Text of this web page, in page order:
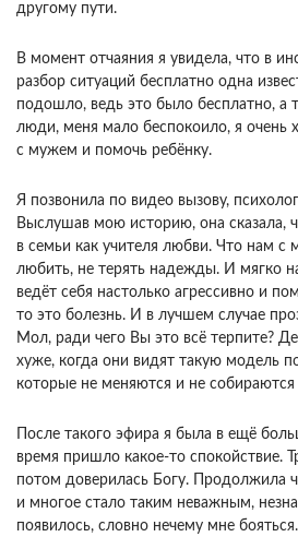
другому пути.
В момент отчаяния я увидела, что в
разбор ситуаций бесплатно одна
подошло, ведь это было бесплатно, а
люди, меня мало беспокоило, я очень
с мужем и помочь ребёнку.
Я позвонила по видео вызову,
Выслушав мою историю, она сказала,
в семьи как учителя любви. Что нам с
любить, не терять надежды. И мягко
ведёт себя настолько агрессивно и
то это болезнь. И в лучшем случае
Мол, ради чего Вы это всё терпите?
хуже, когда они видят такую модель
которые не меняются и не собираются
После такого эфира я была в ещё
время пришло какое-то спокойствие.
потом доверилась Богу. Продолжила
и многое стало таким неважным,
появилось, словно нечему мне